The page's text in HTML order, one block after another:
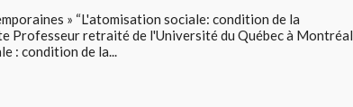
» “L'atomisation sociale: condition de la
Professeur retraité de l'Université du Québec à Montréal
: condition de la...